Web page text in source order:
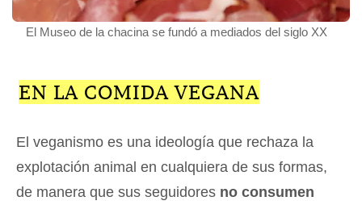
El Museo de la chacina se fundó a mediados del siglo XX
EN LA COMIDA VEGANA
El veganismo es una ideología que rechaza la
explotación animal en cualquiera de sus formas,
de manera que sus seguidores no consumen